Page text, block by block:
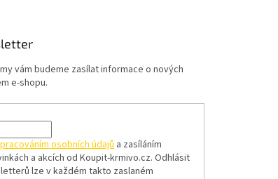
vám budeme zasílat informace o nových
e-shopu.
osobních údajů a zasíláním
a akcích od Koupit-krmivo.cz.Odhlásit
lze v každém takto zaslaném